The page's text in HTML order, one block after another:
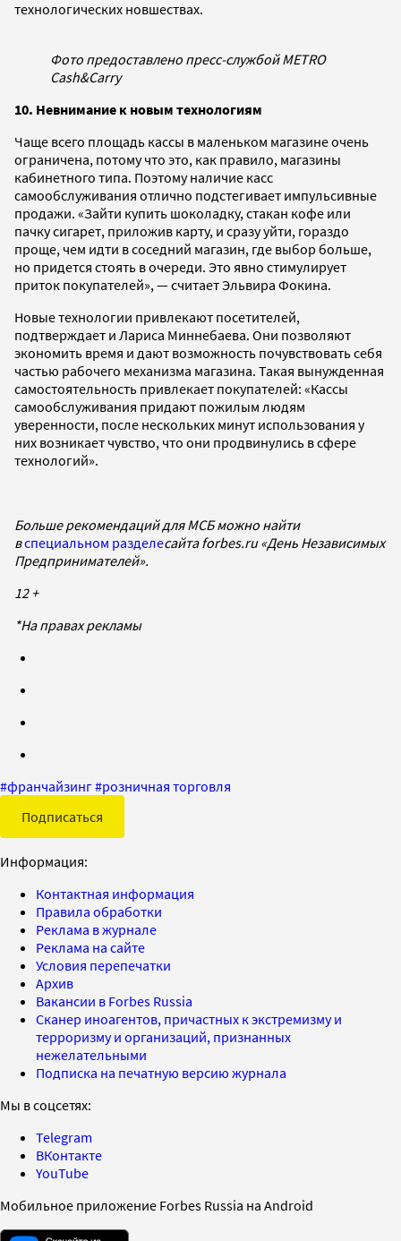
технологических новшествах.
Фото предоставлено пресс-службой METRO
Cash&Carry
10. Невнимание к новым технологиям
Чаще всего площадь кассы в маленьком магазине очень
ограничена, потому что это, как правило, магазины
кабинетного типа. Поэтому наличие касс
самообслуживания отлично подстегивает импульсивные
продажи. «Зайти купить шоколадку, стакан кофе или
пачку сигарет, приложив карту, и сразу уйти, гораздо
проще, чем идти в соседний магазин, где выбор больше,
но придется стоять в очереди. Это явно стимулирует
приток покупателей», — считает Эльвира Фокина.
Новые технологии привлекают посетителей,
подтверждает и Лариса Миннебаева. Они позволяют
экономить время и дают возможность почувствовать себя
частью рабочего механизма магазина. Такая вынужденная
самостоятельность привлекает покупателей: «Кассы
самообслуживания придают пожилым людям
уверенности, после нескольких минут использования у
них возникает чувство, что они продвинулись в сфере
технологий».
Больше рекомендаций для МСБ можно найти
вспециальном разделесайта forbes.ru «День Независимых
Предпринимателей».
12 +
*На правах рекламы
#франчайзинг#розничная торговля
Подписаться
Информация:
Контактная информация
Правила обработки
Реклама в журнале
Реклама на сайте
Условия перепечатки
Архив
Вакансии в Forbes Russia
Сканер иноагентов, причастных к экстремизму и
терроризму и организаций, признанных
нежелательными
Подписка на печатную версию журнала
Мы в соцсетях:
Telegram
ВКонтакте
YouTube
Мобильное приложение Forbes Russia на Android